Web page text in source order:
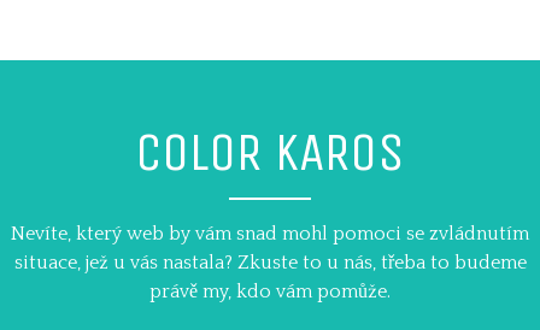
COLOR KAROS
Nevíte, který web by vám snad mohl pomoci se zvládnutím
situace, jež u vás nastala? Zkuste to u nás, třeba to budeme
právě my, kdo vám pomůže.